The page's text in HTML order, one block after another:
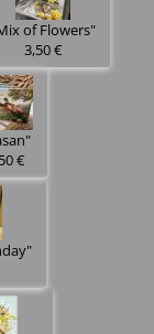
of Flowers"
3,50 €
€